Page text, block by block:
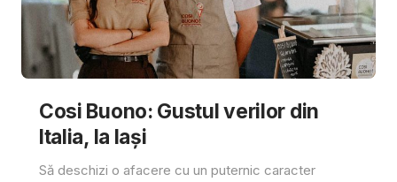
Cosi Buono: Gustul verilor din
Italia, la Iași
Să deschizi o afacere cu un puternic caracter